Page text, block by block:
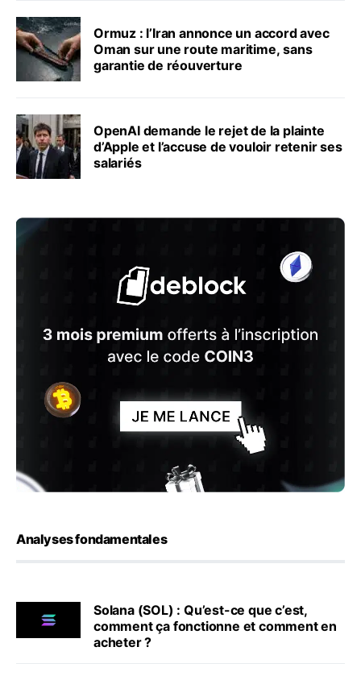
Ormuz : l’Iran annonce un accord avec
Oman sur une route maritime, sans
garantie de réouverture
OpenAI demande le rejet de la plainte
d’Apple et l’accuse de vouloir retenir ses
salariés
Analyses fondamentales
Solana (SOL) : Qu’est-ce que c’est,
comment ça fonctionne et comment en
acheter ?